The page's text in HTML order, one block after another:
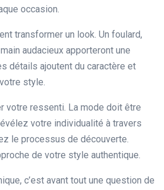
occasion.
transformer un look. Un foulard,
audacieux apporteront une
détails ajoutent du caractère et
style.
votre ressenti. La mode doit être
votre individualité à travers
le processus de découverte.
de votre style authentique.
c’est avant tout une question de